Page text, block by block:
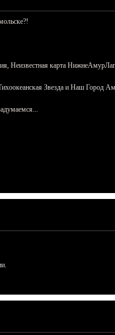
Неизвестная карта
Звезда и Наш Город